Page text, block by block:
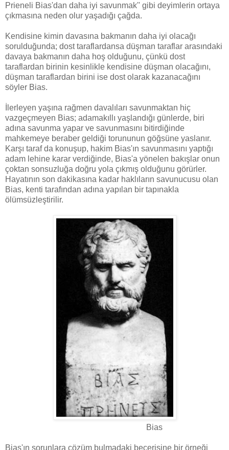
Prieneli Bias'dan daha iyi savunmak'' gibi deyimlerin ortaya
çıkmasına neden olur yaşadığı çağda.
Kendisine kimin davasına bakmanın daha iyi olacağı
sorulduğunda; dost taraflardansa düşman taraflar arasındaki
davaya bakmanın daha hoş olduğunu, çünkü dost
taraflardan birinin kesinlikle kendisine düşman olacağını,
düşman taraflardan birini ise dost olarak kazanacağını
söyler Bias.
İlerleyen yaşına rağmen davalıları savunmaktan hiç
vazgeçmeyen Bias; adamakıllı yaşlandığı günlerde, biri
adına savunma yapar ve savunmasını bitirdiğinde
mahkemeye beraber geldiği torununun göğsüne yaslanır.
Karşı taraf da konuşup, hakim Bias'ın savunmasını yaptığı
adam lehine karar verdiğinde, Bias'a yönelen bakışlar onun
çoktan sonsuzluğa doğru yola çıkmış olduğunu görürler.
Hayatının son dakikasına kadar haklıların savunucusu olan
Bias, kenti tarafından adına yapılan bir tapınakla
ölümsüzleştirilir.
Bias
Bias'ın sorunlara çözüm bulmadaki becerisine bir örneği